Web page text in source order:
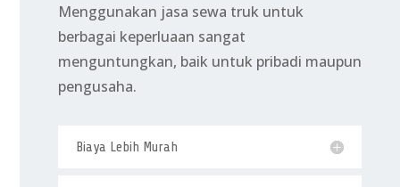
Menggunakan jasa sewa truk untuk
berbagai keperluaan sangat
menguntungkan, baik untuk pribadi maupun
pengusaha.
Biaya Lebih Murah